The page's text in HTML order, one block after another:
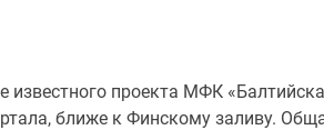
проекта МФК
ближе к Финскому заливу.